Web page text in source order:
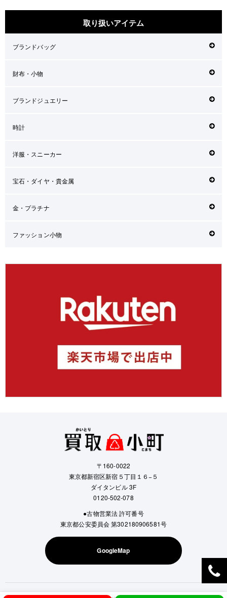
取り扱いアイテム
ブランドバッグ
財布・小物
ブランドジュエリー
時計
洋服・スニーカー
宝石・ダイヤ・貴金属
金・プラチナ
ファッション小物
〒160-0022
東京都新宿区新宿５丁目１６−５
ダイタンビル 3F
0120-502-078
●古物営業法 許可番号
東京都公安委員会 第302180906581号
GoogleMap